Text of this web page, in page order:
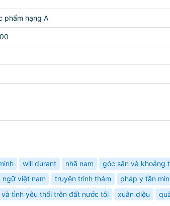
phẩm hạng A
will durant nhã nam góc sân và khoảng
ngữ việt nam truyện trinh thám pháp y tần
và tình yêu thổi trên đất nước tôi xuân diệu